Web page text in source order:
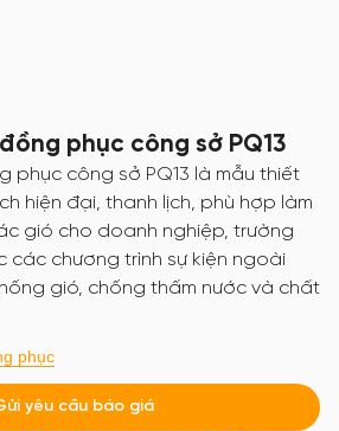
phục công sở PQ13
phục công sở PQ13 là mẫu thiết
hiện đại, thanh lịch, phù hợp làm
gió cho doanh nghiệp, trường
các chương trình sự kiện ngoài
gió, chống thấm nước và chất
phục
yêu cầu báo giá